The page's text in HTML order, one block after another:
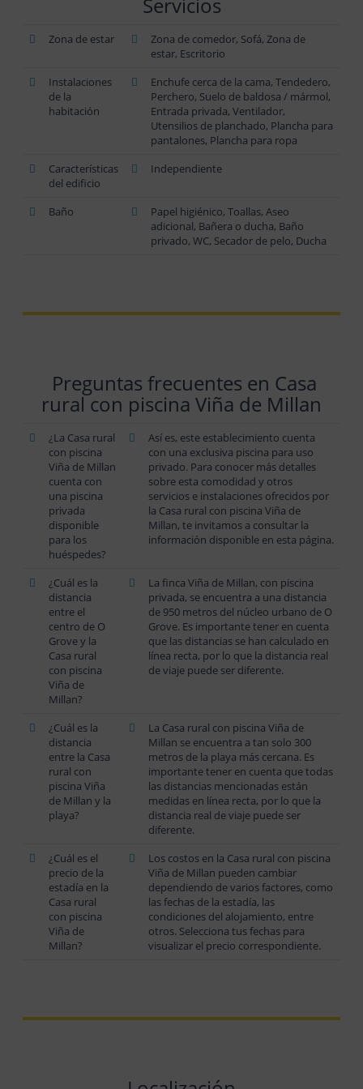
Zona de estar
Zona de comedor, Sofá, Zona de
estar, Escritorio
Instalaciones
de la
habitación
Enchufe cerca de la cama, Tendedero,
Perchero, Suelo de baldosa / mármol,
Entrada privada, Ventilador,
Utensilios de planchado, Plancha para
pantalones, Plancha para ropa
Características
del edificio
Independiente
Baño
Papel higiénico, Toallas, Aseo
adicional, Bañera o ducha, Baño
privado, WC, Secador de pelo, Ducha
Preguntas frecuentes en Casa
rural con piscina Viña de Millan
¿La Casa rural
con piscina
Viña de Millan
cuenta con
una piscina
privada
disponible
para los
huéspedes?
Así es, este establecimiento cuenta
con una exclusiva piscina para uso
privado. Para conocer más detalles
sobre esta comodidad y otros
servicios e instalaciones ofrecidos por
la Casa rural con piscina Viña de
Millan, te invitamos a consultar la
información disponible en esta página.
¿Cuál es la
distancia
entre el
centro de O
Grove y la
Casa rural
con piscina
Viña de
Millan?
La finca Viña de Millan, con piscina
privada, se encuentra a una distancia
de 950 metros del núcleo urbano de O
Grove. Es importante tener en cuenta
que las distancias se han calculado en
línea recta, por lo que la distancia real
de viaje puede ser diferente.
¿Cuál es la
distancia
entre la Casa
rural con
piscina Viña
de Millan y la
playa?
La Casa rural con piscina Viña de
Millan se encuentra a tan solo 300
metros de la playa más cercana. Es
importante tener en cuenta que todas
las distancias mencionadas están
medidas en línea recta, por lo que la
distancia real de viaje puede ser
diferente.
¿Cuál es el
precio de la
estadía en la
Casa rural
con piscina
Viña de
Millan?
Los costos en la Casa rural con piscina
Viña de Millan pueden cambiar
dependiendo de varios factores, como
las fechas de la estadía, las
condiciones del alojamiento, entre
otros. Selecciona tus fechas para
visualizar el precio correspondiente.